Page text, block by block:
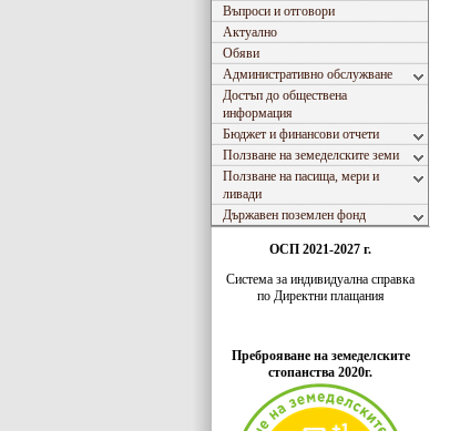
Въпроси и отговори
Актуално
Обяви
Административно обслужване
Достъп до обществена
информация
Бюджет и финансови отчети
Ползване на земеделските земи
Ползване на пасища, мери и
ливади
Държавен поземлен фонд
ОСП 2021-2027 г.
Система за индивидуaлна справка
по Директни плащания
Преброяване на земеделските
стопанства 2020г.